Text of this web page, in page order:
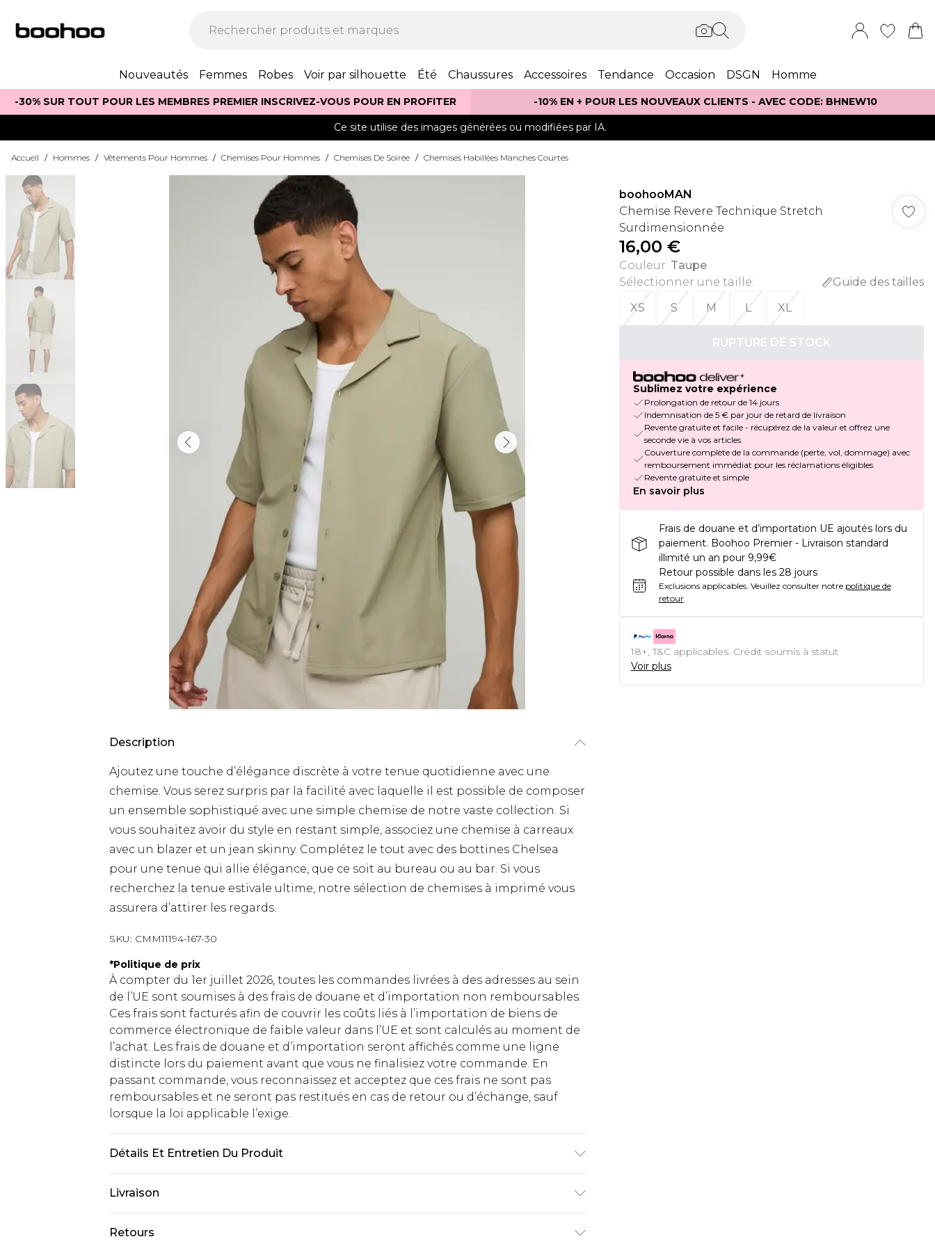
Nouveautés Femmes Robes Voir par silhouette Été Chaussures Accessoires Tendance Occasion DSGN Homme
-30% SUR TOUT POUR LES MEMBRES PREMIER INSCRIVEZ-VOUS POUR EN PROFITER -10% EN + POUR LES NOUVEAUX CLIENTS - AVEC CODE: BHNEW10
Ce site utilise des images générées ou modifiées par IA.
Accueil / Hommes / Vêtements Pour Hommes / Chemises Pour Hommes / Chemises De Soirée / Chemises Habillées Manches Courtes
Description
Ajoutez une touche d’élégance discrète à votre tenue quotidienne avec une
chemise. Vous serez surpris par la facilité avec laquelle il est possible de composer
un ensemble sophistiqué avec une simple chemise de notre vaste collection. Si
vous souhaitez avoir du style en restant simple, associez une chemise à carreaux
avec un blazer et un jean skinny. Complétez le tout avec des bottines Chelsea
pour une tenue qui allie élégance, que ce soit au bureau ou au bar. Si vous
recherchez la tenue estivale ultime, notre sélection de chemises à imprimé vous
assurera d’attirer les regards.
SKU: CMM11194-167-30
*Politique de prix
À compter du 1er juillet 2026, toutes les commandes livrées à des adresses au sein
de l’UE sont soumises à des frais de douane et d’importation non remboursables.
Ces frais sont facturés afin de couvrir les coûts liés à l’importation de biens de
commerce électronique de faible valeur dans l’UE et sont calculés au moment de
l’achat. Les frais de douane et d’importation seront affichés comme une ligne
distincte lors du paiement avant que vous ne finalisiez votre commande. En
passant commande, vous reconnaissez et acceptez que ces frais ne sont pas
remboursables et ne seront pas restitués en cas de retour ou d’échange, sauf
lorsque la loi applicable l’exige.
Détails Et Entretien Du Produit
Livraison
Livraison standard France
€2.99
Retours
boohooMAN
Chemise Revere Technique Stretch
Surdimensionnée
16,00 €
Couleur: Taupe
Sélectionner une taille:
Guide des tailles
XS
S M L XL
RUPTURE DE STOCK
Sublimez votre expérience
Prolongation de retour de 14 jours
Indemnisation de 5 € par jour de retard de livraison
Revente gratuite et facile - récupérez de la valeur et offrez une
seconde vie à vos articles.
Couverture complète de la commande (perte, vol, dommage) avec
remboursement immédiat pour les réclamations éligibles
Revente gratuite et simple
En savoir plus
Frais de douane et d’importation UE ajoutés lors du
paiement. Boohoo Premier - Livraison standard
illimité un an pour 9,99€
Retour possible dans les 28 jours
Exclusions applicables. Veuillez consulter notre politique de
retour
18+, T&C applicables. Crédit soumis à statut
Voir plus